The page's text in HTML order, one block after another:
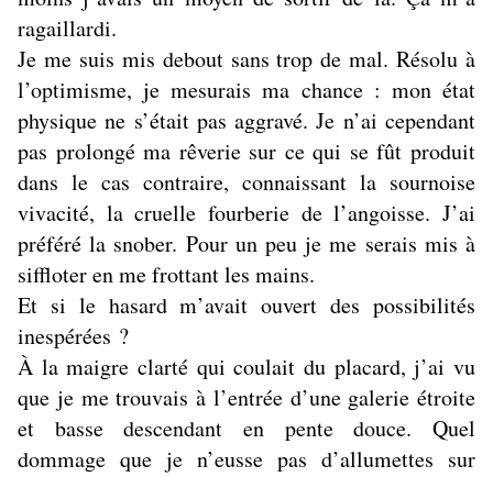
ragaillardi.
Je me suis mis debout sans trop de mal. Résolu à
l’optimisme, je mesurais ma chance : mon état
physique ne s’était pas aggravé. Je n’ai cependant
pas prolongé ma rêverie sur ce qui se fût produit
dans le cas contraire, connaissant la sournoise
vivacité, la cruelle fourberie de l’angoisse. J’ai
préféré la snober. Pour un peu je me serais mis à
siffloter en me frottant les mains.
Et si le hasard m’avait ouvert des possibilités
inespérées ?
À la maigre clarté qui coulait du placard, j’ai vu
que je me trouvais à l’entrée d’une galerie étroite
et basse descendant en pente douce. Quel
dommage que je n’eusse pas d’allumettes sur